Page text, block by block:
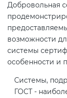
Добровольная
возможности
системы
особенности и
Системы,
ГОСТ -